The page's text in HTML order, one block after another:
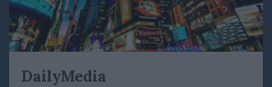
DailyMedia